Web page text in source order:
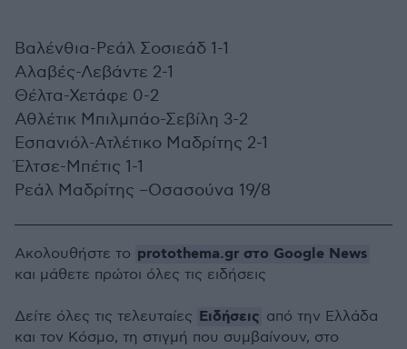
Βαλένθια-Ρεάλ Σοσιεάδ 1-1
Αλαβές-Λεβάντε 2-1
Θέλτα-Χετάφε 0-2
Αθλέτικ Μπιλμπάο-Σεβίλη 3-2
Εσπανιόλ-Ατλέτικο Μαδρίτης 2-1
Έλτσε-Μπέτις 1-1
Ρεάλ Μαδρίτης –Οσασούνα 19/8
Ακολουθήστε το protothema.gr στο Google News
και μάθετε πρώτοι όλες τις ειδήσεις
Δείτε όλες τις τελευταίες Ειδήσεις από την Ελλάδα
και τον Κόσμο, τη στιγμή που συμβαίνουν, στο